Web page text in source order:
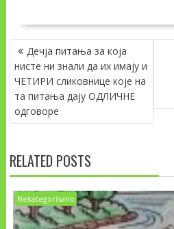
NAVIGACIJA
ČLANAKA
Дечја питања за која
нисте ни знали да их имају и
ЧЕТИРИ сликовнице које на
та питања дају ОДЛИЧНЕ
одговоре
RELATED POSTS
Nekategorisano